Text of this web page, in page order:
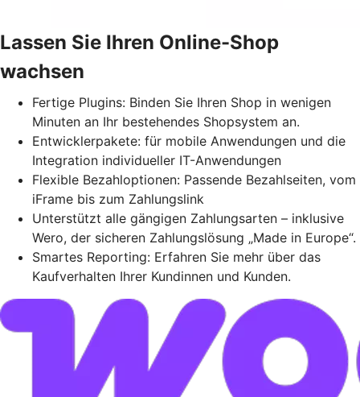
Lassen Sie Ihren Online-Shop
wachsen
Fertige Plugins: Binden Sie Ihren Shop in wenigen
Minuten an Ihr bestehendes Shopsystem an.
Entwicklerpakete: für mobile Anwendungen und die
Integration individueller IT-Anwendungen
Flexible Bezahloptionen: Passende Bezahlseiten, vom
iFrame bis zum Zahlungslink
Unterstützt alle gängigen Zahlungsarten – inklusive
Wero, der sicheren Zahlungslösung „Made in Europe“.
Smartes Reporting: Erfahren Sie mehr über das
Kaufverhalten Ihrer Kundinnen und Kunden.